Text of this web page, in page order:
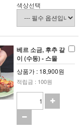
색상선택
베르 소금, 후추 갈
이 (수동) - 스몰
상품가 : 18,900원
적립금 : 100원